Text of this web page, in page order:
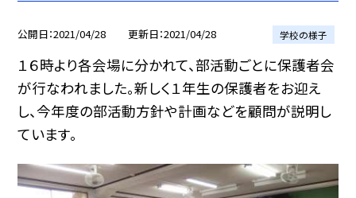
公開日 2021/04/28 更新日 2021/04/28 学校の様子
１６時より各会場に分かれて、部活動ごとに保護者会
が行なわれました。新しく１年生の保護者をお迎え
し、今年度の部活動方針や計画などを顧問が説明し
ています。